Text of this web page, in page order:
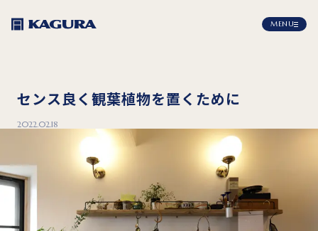
MENU
センス良く観葉植物を置くために
2022.02.18